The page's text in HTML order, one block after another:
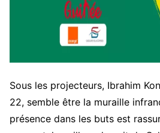
Sous les projecteurs, Ibrahim
22, semble être la muraille
présence dans les buts est